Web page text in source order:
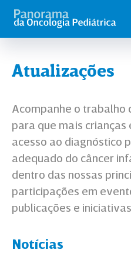
Atualizações
Acompanhe o trabalho
para que mais
acesso ao diagnóstico
adequado do câncer
dentro das nossas
participações em
publicações e
Notícias